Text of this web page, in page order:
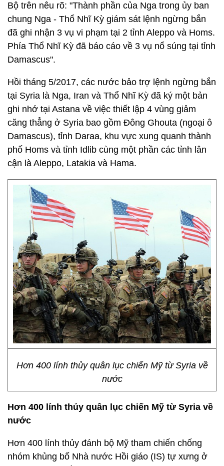
Bộ trên nêu rõ: "Thành phần của Nga trong ủy ban
chung Nga - Thổ Nhĩ Kỳ giám sát lệnh ngừng bắn
đã ghi nhận 3 vụ vi phạm tại 2 tỉnh Aleppo và Homs.
Phía Thổ Nhĩ Kỳ đã báo cáo về 3 vụ nổ súng tại tỉnh
Damascus".
Hồi tháng 5/2017, các nước bảo trợ lệnh ngừng bắn
tại Syria là Nga, Iran và Thổ Nhĩ Kỳ đã ký một bản
ghi nhớ tại Astana về việc thiết lập 4 vùng giảm
căng thẳng ở Syria bao gồm Đông Ghouta (ngoại ô
Damascus), tỉnh Daraa, khu vực xung quanh thành
phố Homs và tỉnh Idlib cùng một phần các tỉnh lân
cận là Aleppo, Latakia và Hama.
Hơn 400 lính thủy quân lục chiến Mỹ từ Syria về
nước
Hơn 400 lính thủy quân lục chiến Mỹ từ Syria về
nước
Hơn 400 lính thủy đánh bộ Mỹ tham chiến chống
nhóm khủng bố Nhà nước Hồi giáo (IS) tự xưng ở